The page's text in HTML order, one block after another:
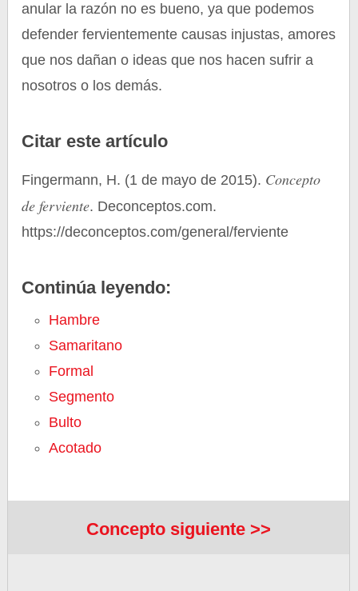
anular la razón no es bueno, ya que podemos
defender fervientemente causas injustas, amores
que nos dañan o ideas que nos hacen sufrir a
nosotros o los demás.
Citar este artículo
Fingermann, H. (1 de mayo de 2015). Concepto
de ferviente. Deconceptos.com.
https://deconceptos.com/general/ferviente
Continúa leyendo:
Hambre
Samaritano
Formal
Segmento
Bulto
Acotado
Concepto siguiente >>